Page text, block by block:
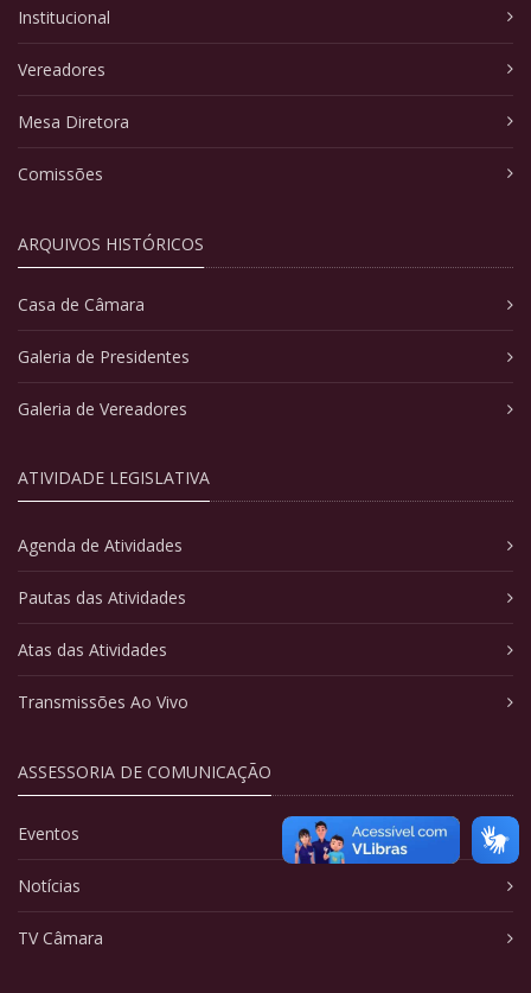
Institucional
Vereadores
Mesa Diretora
Comissões
ARQUIVOS HISTÓRICOS
Casa de Câmara
Galeria de Presidentes
Galeria de Vereadores
ATIVIDADE LEGISLATIVA
Agenda de Atividades
Pautas das Atividades
Atas das Atividades
Transmissões Ao Vivo
ASSESSORIA DE COMUNICAÇÃO
Eventos
Notícias
TV Câmara